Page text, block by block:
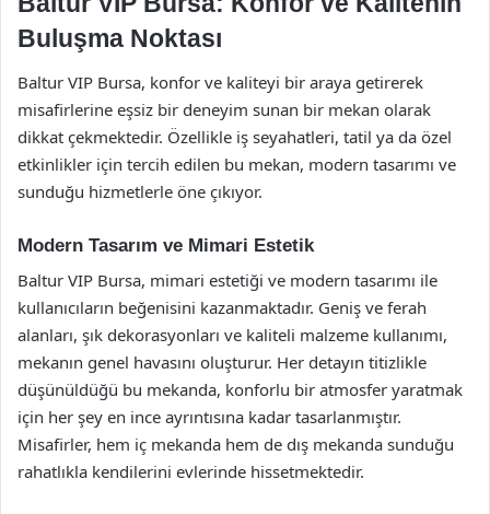
Buluşma Noktası
Baltur VIP Bursa, konfor ve kaliteyi bir araya getirerek
misafirlerine eşsiz bir deneyim sunan bir mekan olarak
dikkat çekmektedir. Özellikle iş seyahatleri, tatil ya da özel
etkinlikler için tercih edilen bu mekan, modern tasarımı ve
sunduğu hizmetlerle öne çıkıyor.
Modern Tasarım ve Mimari Estetik
Baltur VIP Bursa, mimari estetiği ve modern tasarımı ile
kullanıcıların beğenisini kazanmaktadır. Geniş ve ferah
alanları, şık dekorasyonları ve kaliteli malzeme kullanımı,
mekanın genel havasını oluşturur. Her detayın titizlikle
düşünüldüğü bu mekanda, konforlu bir atmosfer yaratmak
için her şey en ince ayrıntısına kadar tasarlanmıştır.
Misafirler, hem iç mekanda hem de dış mekanda sunduğu
rahatlıkla kendilerini evlerinde hissetmektedir.